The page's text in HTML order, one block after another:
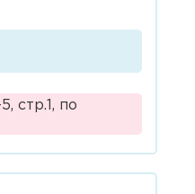
стр.1, по